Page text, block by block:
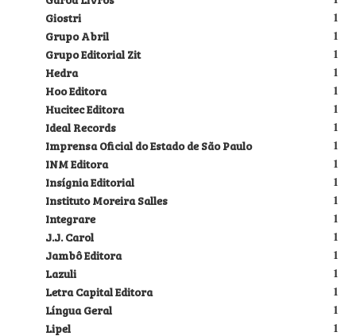
1
Giostri
1
Grupo Abril
1
Grupo Editorial Zit
1
Hedra
1
Hoo Editora
1
Hucitec Editora
1
Ideal Records
1
Imprensa Oficial do Estado de São Paulo
1
INM Editora
1
Insígnia Editorial
1
Instituto Moreira Salles
1
Integrare
1
J.J. Carol
1
Jambô Editora
1
Lazuli
1
Letra Capital Editora
1
Língua Geral
1
Lipel